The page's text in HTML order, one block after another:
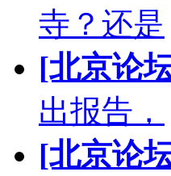
寺？还是
[北京论
出报告，
[北京论